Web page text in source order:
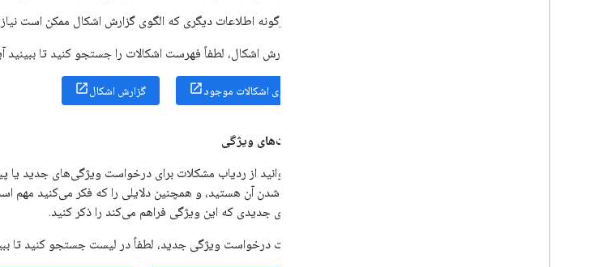
هرگونه اطلاعات دیگری که الگوی گزارش اشکال ممکن است
قبل از گزارش اشکال، لطفاً فهرست اشکالات را جستجو کنید تا
جستجوی اشکالات موجود گزارش اشکال
درخواست‌های ویژگی
شما می‌توانید از ردیاب مشکلات برای درخواست ویژگی‌های جدید یا
به اضافه شدن آن هستید، و همچنین دلایلی را که فکر می‌کنید
فرصت‌های جدیدی که این ویژگی فراهم می‌کند را ذکر کنید.
قبل از ثبت درخواست ویژگی جدید، لطفاً در لیست جستجو کنید تا